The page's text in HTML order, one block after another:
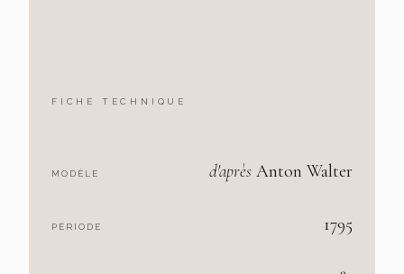
FICHE TECHNIQUE
MODÈLE d'après Anton Walter
PÉRIODE 1795